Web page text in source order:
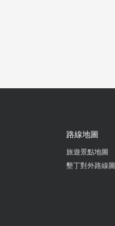
路線地圖
旅遊景點地圖
墾丁對外路線圖